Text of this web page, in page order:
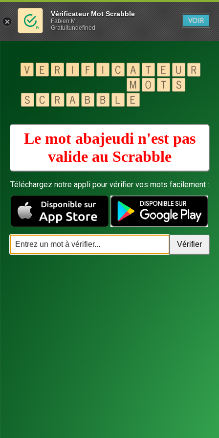
Le mot abajeudi n'est pas
valide au Scrabble
Téléchargez notre appli pour vérifier vos mots facilement :
Vérificateur Mot Scrabble
Fabien M
Gratuitundefined
VOIR